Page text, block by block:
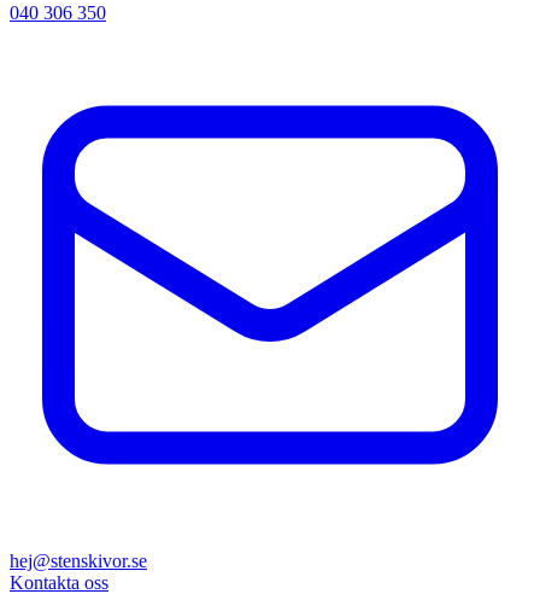
040 306 350
hej@stenskivor.se
Kontakta oss